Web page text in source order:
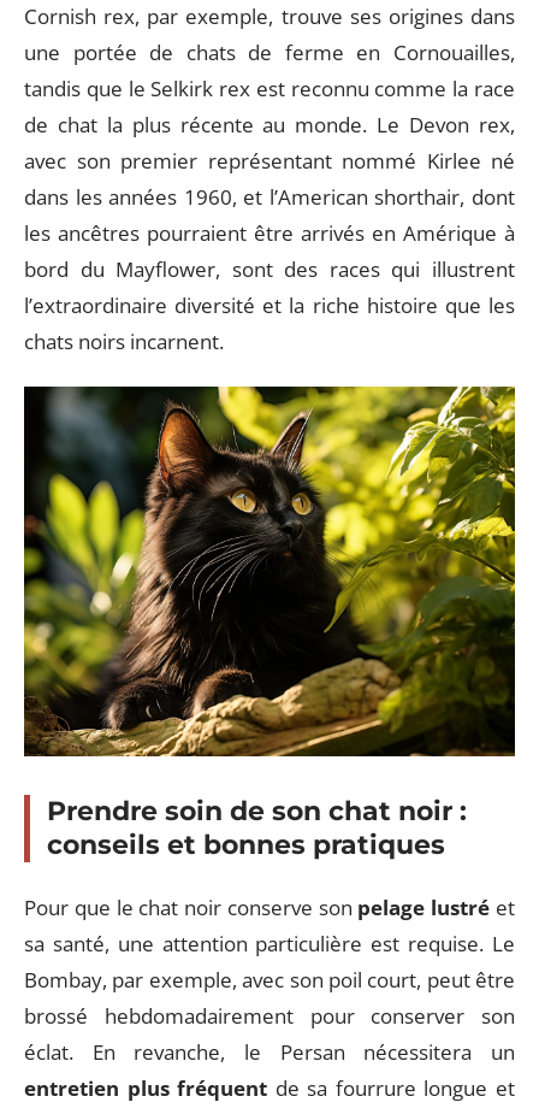
Cornish rex, par exemple, trouve ses origines dans
une portée de chats de ferme en Cornouailles,
tandis que le Selkirk rex est reconnu comme la race
de chat la plus récente au monde. Le Devon rex,
avec son premier représentant nommé Kirlee né
dans les années 1960, et l’American shorthair, dont
les ancêtres pourraient être arrivés en Amérique à
bord du Mayflower, sont des races qui illustrent
l’extraordinaire diversité et la riche histoire que les
chats noirs incarnent.
Prendre soin de son chat noir :
conseils et bonnes pratiques
Pour que le chat noir conserve son pelage lustré et
sa santé, une attention particulière est requise. Le
Bombay, par exemple, avec son poil court, peut être
brossé hebdomadairement pour conserver son
éclat. En revanche, le Persan nécessitera un
entretien plus fréquent de sa fourrure longue et